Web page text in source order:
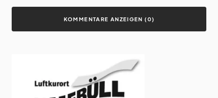
KOMMENTARE ANZEIGEN (0)